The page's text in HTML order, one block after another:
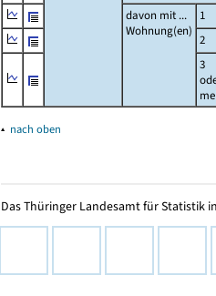
davon mit ...
Wohnung(en)
1
2
3
▴ nach oben
Das Thüringer Landesamt für Statistik